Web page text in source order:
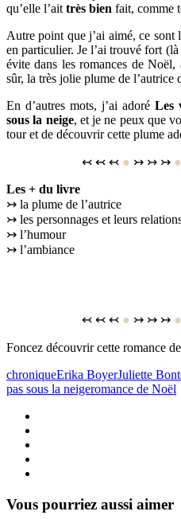
qu’elle l’ait très bien fait, comme
Autre point que j’ai aimé, ce sont
en particulier. Je l’ai trouvé fort
évite dans les romances de
sûr, la très jolie plume de l’autrice
En d’autres mots, j’ai adoré Les
sous la neige, et je ne peux que
tour et de découvrir cette plume
↢ ↢ ↢ ● ↣ ↣ ↣ ●
Les + du livre
↣ la plume de l’autrice
↣ les personnages et leurs
↣ l’humour
↣ l’ambiance
↢ ↢ ↢ ● ↣ ↣ ↣ ●
Foncez découvrir cette romance
chroniqueErika BoyerJuliette
pas sous la neigeromance de Noël
Vous pourriez aussi aimer